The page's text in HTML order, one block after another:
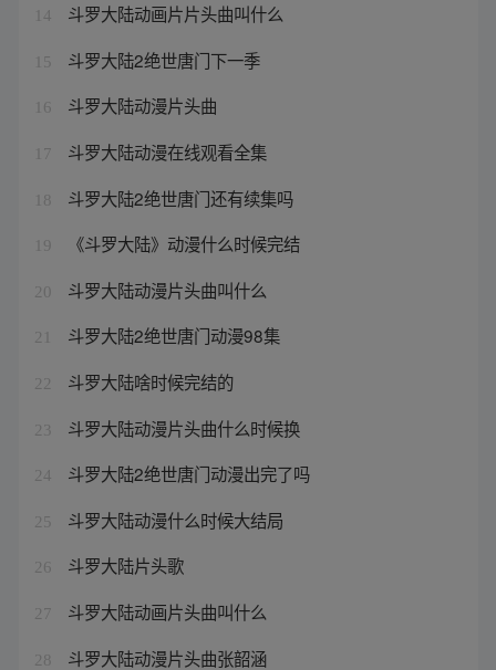
14 斗罗大陆动画片片头曲叫什么
15 斗罗大陆2绝世唐门下一季
16 斗罗大陆动漫片头曲
17 斗罗大陆动漫在线观看全集
18 斗罗大陆2绝世唐门还有续集吗
19 《斗罗大陆》动漫什么时候完结
20 斗罗大陆动漫片头曲叫什么
21 斗罗大陆2绝世唐门动漫98集
22 斗罗大陆啥时候完结的
23 斗罗大陆动漫片头曲什么时候换
24 斗罗大陆2绝世唐门动漫出完了吗
25 斗罗大陆动漫什么时候大结局
26 斗罗大陆片头歌
27 斗罗大陆动画片头曲叫什么
28 斗罗大陆动漫片头曲张韶涵